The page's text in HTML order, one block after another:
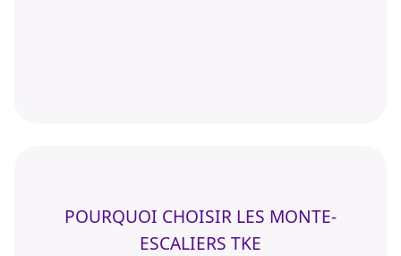
POURQUOI CHOISIR LES MONTE-
ESCALIERS TKE